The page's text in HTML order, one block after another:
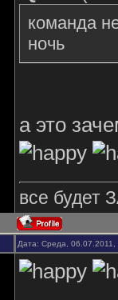
команда
ночь
а это
все будет
Дата: Среда,